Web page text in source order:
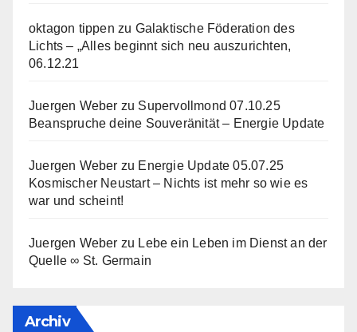
oktagon tippen zu Galaktische Föderation des
Lichts – „Alles beginnt sich neu auszurichten,
06.12.21
Juergen Weber zu Supervollmond 07.10.25
Beanspruche deine Souveränität – Energie Update
Juergen Weber zu Energie Update 05.07.25
Kosmischer Neustart – Nichts ist mehr so wie es
war und scheint!
Juergen Weber zu Lebe ein Leben im Dienst an der
Quelle ∞ St. Germain
Archiv